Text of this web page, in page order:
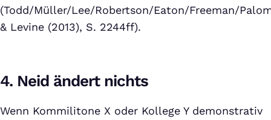
(Todd/Müller/Lee/Robertson/Eaton/Freeman/
& Levine (2013), S. 2244ff).
4. Neid ändert nichts
Wenn Kommilitone X oder Kollege Y demonstrativ